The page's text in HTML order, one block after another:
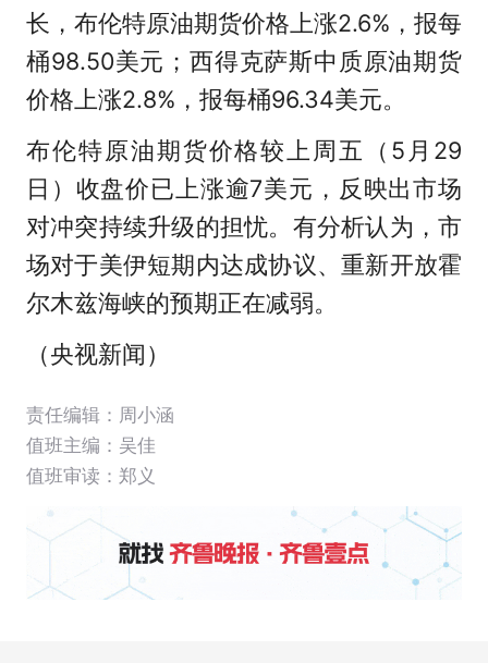
长，布伦特原油期货价格上涨2.6%，报每
桶98.50美元；西得克萨斯中质原油期货
价格上涨2.8%，报每桶96.34美元。
布伦特原油期货价格较上周五（5月29
日）收盘价已上涨逾7美元，反映出市场
对冲突持续升级的担忧。有分析认为，市
场对于美伊短期内达成协议、重新开放霍
尔木兹海峡的预期正在减弱。
（央视新闻）
责任编辑：周小涵
值班主编： 吴佳
值班审读：郑义